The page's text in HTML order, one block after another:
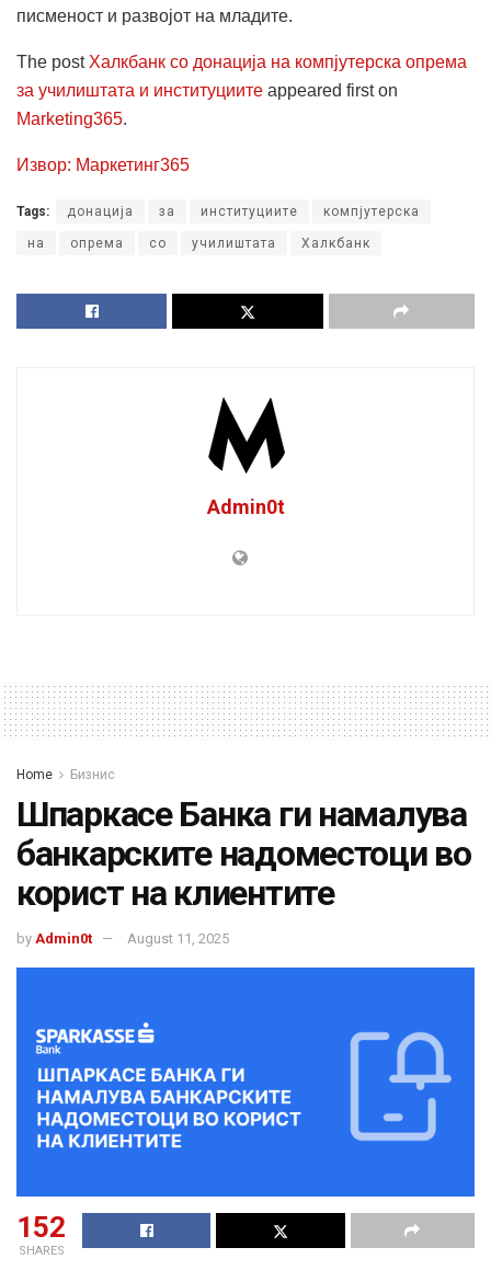
писменост и развојот на младите.
The post Халкбанк со донација на компјутерска опрема
за училиштата и институциите appeared first on
Marketing365.
Извор: Маркетинг365
Tags: донација за институциите компјутерска
на опрема со училиштата Халкбанк
Admin0t
Home Бизнис
Шпаркасе Банка ги намалува
банкарските надоместоци во
корист на клиентите
by Admin0t August 11, 2025
152
SHARES